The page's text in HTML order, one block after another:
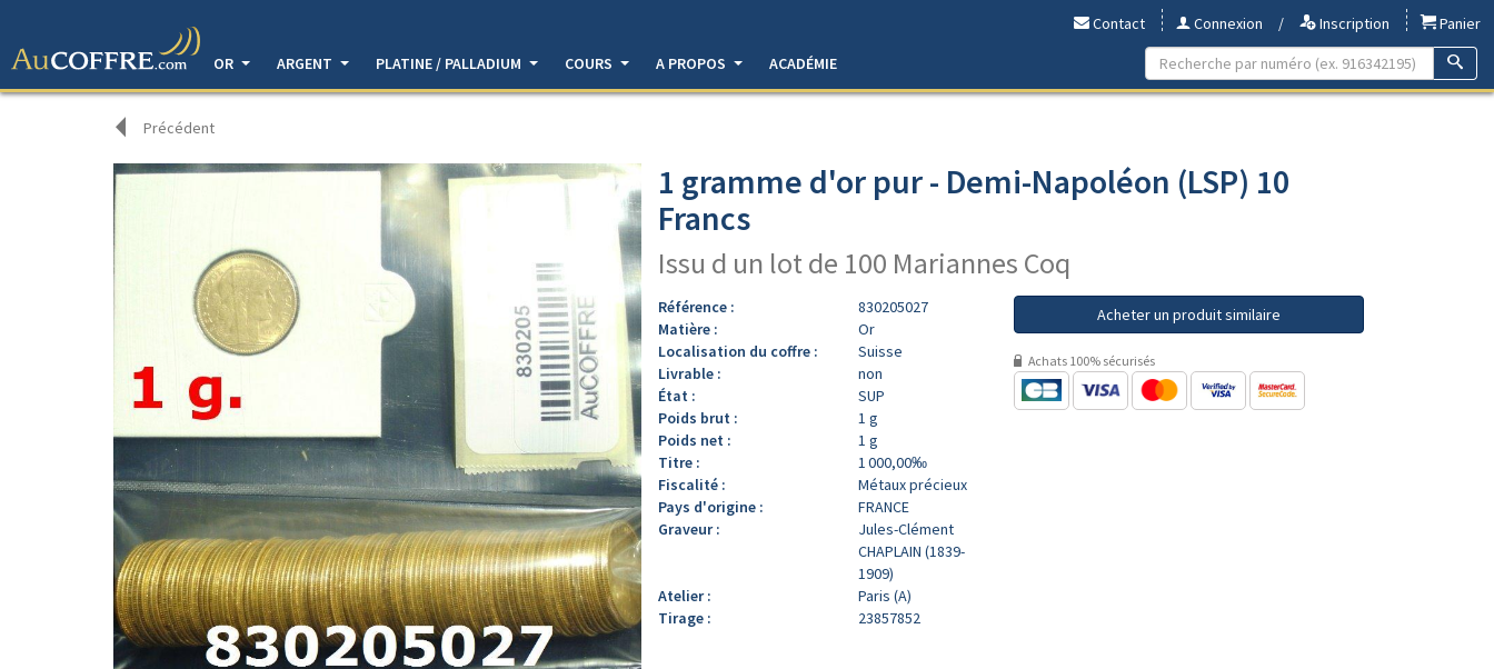
Contact Connexion / Inscription
Panier
OR
ARGENT PLATINE / PALLADIUM COURS A PROPOS ACADÉMIE
Précédent
1 gramme d'or pur - Demi-Napoléon (LSP) 10
Francs
Issu d un lot de 100 Mariannes Coq
Référence :
830205027
Matière :
Or
Localisation du coffre :
Suisse
Livrable :
non
État :
SUP
Poids brut :
1 g
Poids net :
1 g
Titre :
1 000,00‰
Fiscalité :
Métaux précieux
Pays d'origine :
FRANCE
Graveur :
Jules-Clément
CHAPLAIN (1839-
1909)
Atelier :
Paris (A)
Tirage :
23857852
Acheter un produit similaire
Achats 100% sécurisés